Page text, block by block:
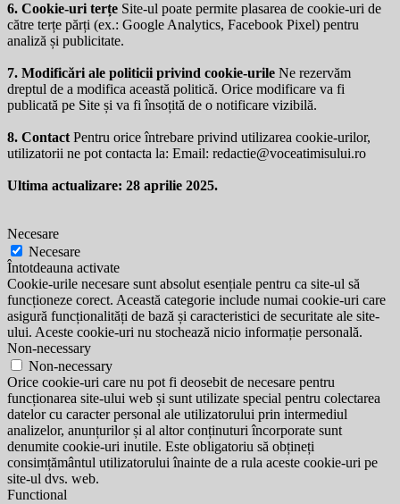
6. Cookie-uri terțe Site-ul poate permite plasarea de cookie-uri de
către terțe părți (ex.: Google Analytics, Facebook Pixel) pentru
analiză și publicitate.
7. Modificări ale politicii privind cookie-urile Ne rezervăm
dreptul de a modifica această politică. Orice modificare va fi
publicată pe Site și va fi însoțită de o notificare vizibilă.
8. Contact Pentru orice întrebare privind utilizarea cookie-urilor,
utilizatorii ne pot contacta la: Email: redactie@voceatimisului.ro
Ultima actualizare: 28 aprilie 2025.
Necesare
Necesare
Întotdeauna activate
Cookie-urile necesare sunt absolut esențiale pentru ca site-ul să
funcționeze corect. Această categorie include numai cookie-uri care
asigură funcționalități de bază și caracteristici de securitate ale site-
ului. Aceste cookie-uri nu stochează nicio informație personală.
Non-necessary
Non-necessary
Orice cookie-uri care nu pot fi deosebit de necesare pentru
funcționarea site-ului web și sunt utilizate special pentru colectarea
datelor cu caracter personal ale utilizatorului prin intermediul
analizelor, anunțurilor și al altor conținuturi încorporate sunt
denumite cookie-uri inutile. Este obligatoriu să obțineți
consimțământul utilizatorului înainte de a rula aceste cookie-uri pe
site-ul dvs. web.
Functional